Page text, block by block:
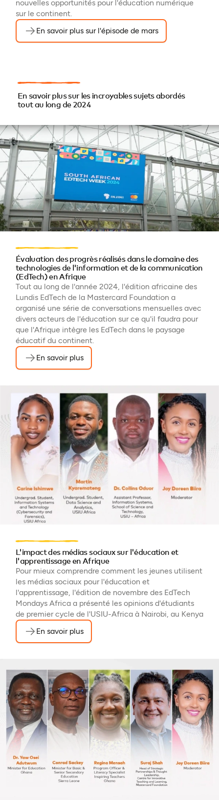
nouvelles opportunités pour l'éducation numérique
sur le continent.
En savoir plus sur l'épisode de mars
En savoir plus sur les incroyables sujets abordés
tout au long de 2024
Évaluation des progrès réalisés dans le domaine des
technologies de l'information et de la communication
(EdTech) en Afrique
Tout au long de l'année 2024, l'édition africaine des
Lundis EdTech de la Mastercard Foundation a
organisé une série de conversations mensuelles avec
divers acteurs de l'éducation sur ce qu'il faudra pour
que l'Afrique intègre les EdTech dans le paysage
éducatif du continent.
En savoir plus
L'impact des médias sociaux sur l'éducation et
l'apprentissage en Afrique
Pour mieux comprendre comment les jeunes utilisent
les médias sociaux pour l'éducation et
l'apprentissage, l'édition de novembre des EdTech
Mondays Africa a présenté les opinions d'étudiants
de premier cycle de l'USIU-Africa à Nairobi, au Kenya
En savoir plus